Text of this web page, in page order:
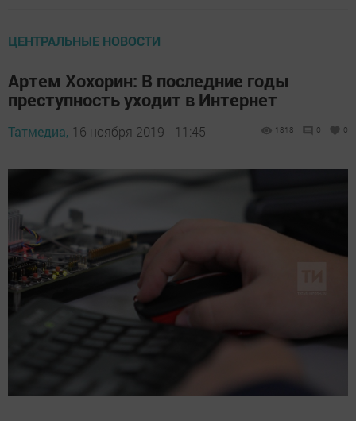
ЦЕНТРАЛЬНЫЕ НОВОСТИ
Артем Хохорин: В последние годы
преступность уходит в Интернет
Татмедиа, 16 ноября 2019 - 11:45 1818 0 0